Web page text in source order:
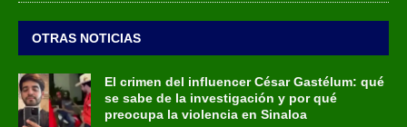
OTRAS NOTICIAS
El crimen del influencer César Gastélum: qué
se sabe de la investigación y por qué
preocupa la violencia en Sinaloa